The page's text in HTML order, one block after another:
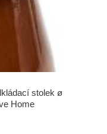
stolek ø
Home